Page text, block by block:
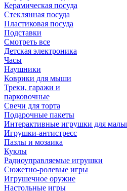
Керамическая посуда
Стеклянная посуда
Пластиковая посуда
Подставки
Смотреть все
Детская электроника
Часы
Наушники
Коврики для мыши
Треки, гаражи и
парковочные
Свечи для торта
Подарочные пакеты
Интерактивные игрушки для
Игрушки-антистресс
Пазлы и мозаика
Куклы
Радиоуправляемые игрушки
Сюжетно-ролевые игры
Игрушечное оружие
Настольные игры